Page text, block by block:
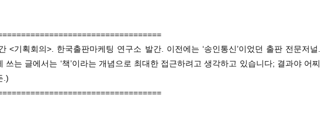
<기획회의>. 한국출판마케팅 연구소 발간. 이전에는 ‘송인통신’이었던 출판 전문저널.
쓰는 글에서는 ‘책’이라는 개념으로 최대한 접근하려고 생각하고 있습니다; 결과야 어찌
.)